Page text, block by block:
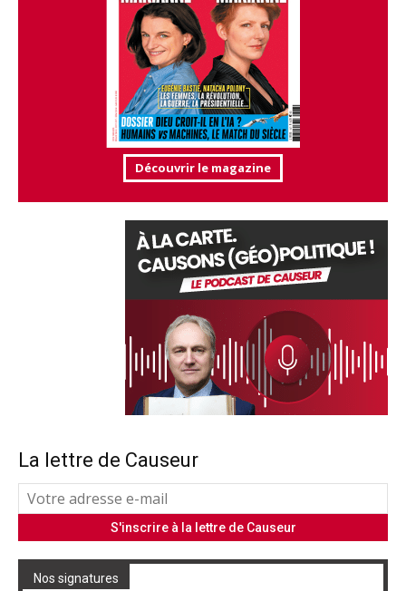
Découvrir le magazine
La lettre de Causeur
Nos signatures